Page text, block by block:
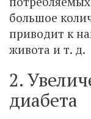
большое
приводит к
живота и т. д.
2.
диабета